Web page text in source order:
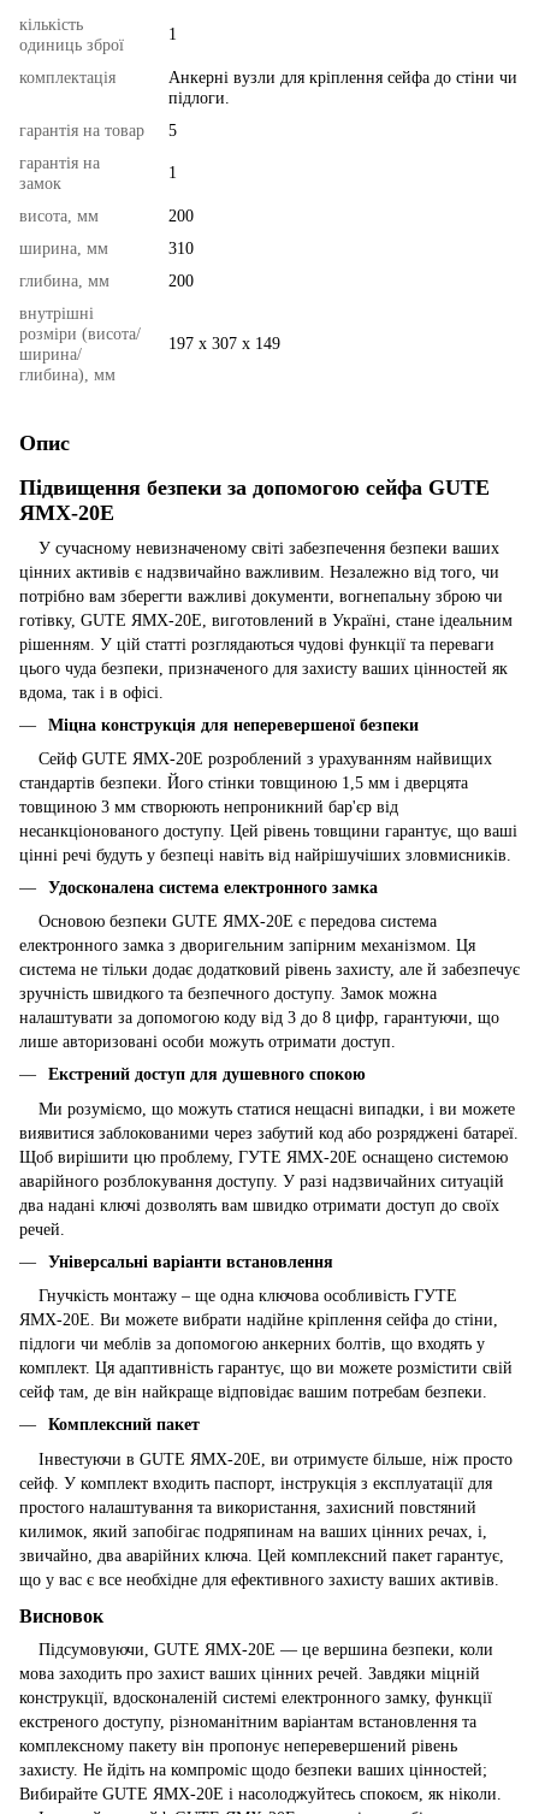
кількість
одиниць зброї
1
комплектація
Анкерні вузли для кріплення сейфа до стіни чи
підлоги.
гарантія на товар
5
гарантія на
замок
1
висота, мм
200
ширина, мм
310
глибина, мм
200
внутрішні
розміри (висота/
ширина/
глибина), мм
197 х 307 х 149
Опис
Підвищення безпеки за допомогою сейфа GUTE
ЯМХ-20Е
У сучасному невизначеному світі забезпечення безпеки ваших
цінних активів є надзвичайно важливим. Незалежно від того, чи
потрібно вам зберегти важливі документи, вогнепальну зброю чи
готівку, GUTE ЯМХ-20Е, виготовлений в Україні, стане ідеальним
рішенням. У цій статті розглядаються чудові функції та переваги
цього чуда безпеки, призначеного для захисту ваших цінностей як
вдома, так і в офісі.
Міцна конструкція для неперевершеної безпеки
Сейф GUTE ЯМХ-20Е розроблений з урахуванням найвищих
стандартів безпеки. Його стінки товщиною 1,5 мм і дверцята
товщиною 3 мм створюють непроникний бар'єр від
несанкціонованого доступу. Цей рівень товщини гарантує, що ваші
цінні речі будуть у безпеці навіть від найрішучіших зловмисників.
Удосконалена система електронного замка
Основою безпеки GUTE ЯМХ-20Е є передова система
електронного замка з дворигельним запірним механізмом. Ця
система не тільки додає додатковий рівень захисту, але й забезпечує
зручність швидкого та безпечного доступу. Замок можна
налаштувати за допомогою коду від 3 до 8 цифр, гарантуючи, що
лише авторизовані особи можуть отримати доступ.
Екстрений доступ для душевного спокою
Ми розуміємо, що можуть статися нещасні випадки, і ви можете
виявитися заблокованими через забутий код або розряджені батареї.
Щоб вирішити цю проблему, ГУТЕ ЯМХ-20Е оснащено системою
аварійного розблокування доступу. У разі надзвичайних ситуацій
два надані ключі дозволять вам швидко отримати доступ до своїх
речей.
Універсальні варіанти встановлення
Гнучкість монтажу – ще одна ключова особливість ГУТЕ
ЯМХ-20Е. Ви можете вибрати надійне кріплення сейфа до стіни,
підлоги чи меблів за допомогою анкерних болтів, що входять у
комплект. Ця адаптивність гарантує, що ви можете розмістити свій
сейф там, де він найкраще відповідає вашим потребам безпеки.
Комплексний пакет
Інвестуючи в GUTE ЯМХ-20Е, ви отримуєте більше, ніж просто
сейф. У комплект входить паспорт, інструкція з експлуатації для
простого налаштування та використання, захисний повстяний
килимок, який запобігає подряпинам на ваших цінних речах, і,
звичайно, два аварійних ключа. Цей комплексний пакет гарантує,
що у вас є все необхідне для ефективного захисту ваших активів.
Висновок
Підсумовуючи, GUTE ЯМХ-20Е — це вершина безпеки, коли
мова заходить про захист ваших цінних речей. Завдяки міцній
конструкції, вдосконаленій системі електронного замку, функції
екстреного доступу, різноманітним варіантам встановлення та
комплексному пакету він пропонує неперевершений рівень
захисту. Не йдіть на компроміс щодо безпеки ваших цінностей;
Вибирайте GUTE ЯМХ-20Е і насолоджуйтесь спокоєм, як ніколи.